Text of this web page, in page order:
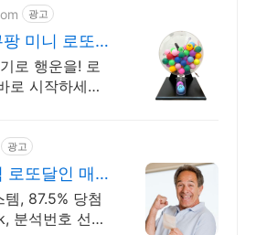
광고
미니 로또
로 행운을! 로
로 시작하세요.
광고
로또달인 매
자 속출
, 87.5% 당첨
분석번호 선착